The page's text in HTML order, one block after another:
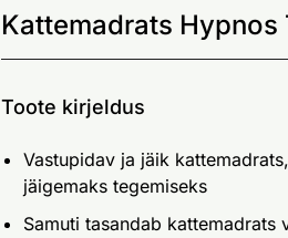
Kattemadrats
Toote kirjeldus
Vastupidav ja jäik
jäigemaks tegemiseks
Samuti tasandab